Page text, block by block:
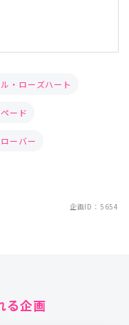
ル・ローズハート
ード
ーバー
企画ID：5654
る企画